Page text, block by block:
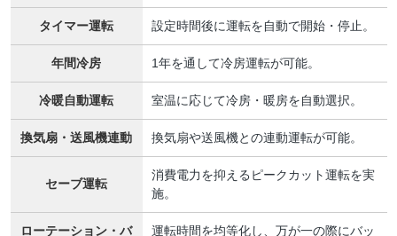
タイマー運転 設定時間後に運転を自動で開始・停止。
年間冷房 1年を通して冷房運転が可能。
冷暖自動運転 室温に応じて冷房・暖房を自動選択。
換気扇・送風機連動 換気扇や送風機との連動運転が可能。
セーブ運転
消費電力を抑えるピークカット運転を実
施。
ローテーション・バ
運転時間を均等化し、万が一の際にバッ